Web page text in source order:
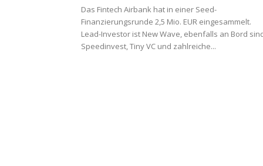
Das Fintech Airbank hat in einer Seed-
Finanzierungsrunde 2,5 Mio. EUR eingesammelt.
Lead-Investor ist New Wave, ebenfalls an Bord
Speedinvest, Tiny VC und zahlreiche...